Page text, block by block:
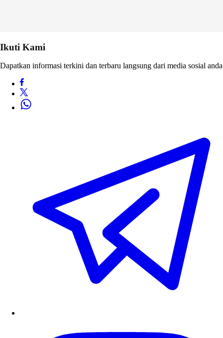
Ikuti Kami
Dapatkan informasi terkini dan terbaru langsung dari media sosial anda